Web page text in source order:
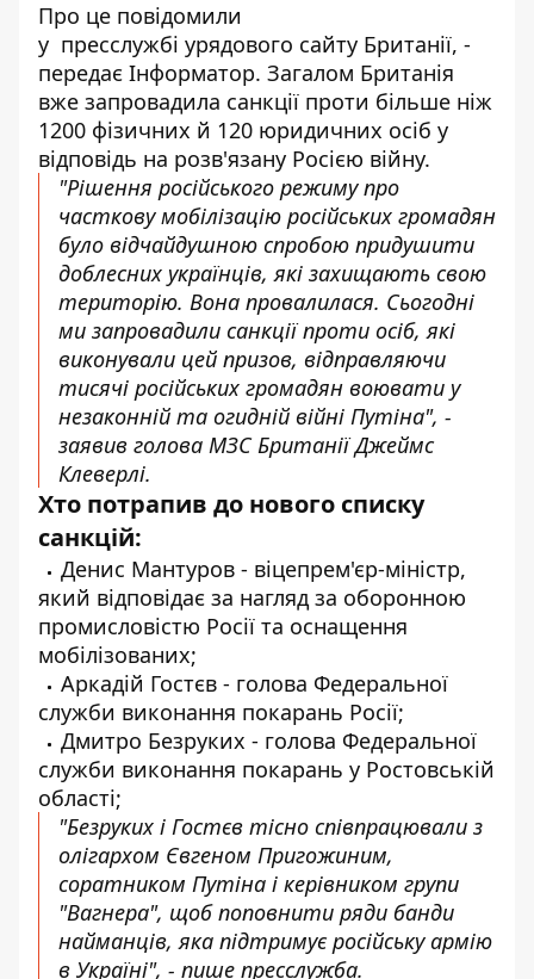
Про це повідомили
у пресслужбі урядового сайту Британії, -
передає Інформатор. Загалом Британія
вже запровадила санкції проти більше ніж
1200 фізичних й 120 юридичних осіб у
відповідь на розв'язану Росією війну.
"Рішення російського режиму про
часткову мобілізацію російських громадян
було відчайдушною спробою придушити
доблесних українців, які захищають свою
територію. Вона провалилася. Сьогодні
ми запровадили санкції проти осіб, які
виконували цей призов, відправляючи
тисячі російських громадян воювати у
незаконній та огидній війні Путіна", -
заявив голова МЗС Британії Джеймс
Клеверлі.
Хто потрапив до нового списку
санкцій:
Денис Мантуров - віцепрем'єр-міністр,
який відповідає за нагляд за оборонною
промисловістю Росії та оснащення
мобілізованих;
Аркадій Гостєв - голова Федеральної
служби виконання покарань Росії;
Дмитро Безруких - голова Федеральної
служби виконання покарань у Ростовській
області;
"Безруких і Гостєв тісно співпрацювали з
олігархом Євгеном Пригожиним,
соратником Путіна і керівником групи
"Вагнера", щоб поповнити ряди банди
найманців, яка підтримує російську армію
в Україні", - пише пресслужба.